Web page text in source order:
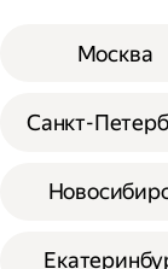
Москва
Санкт-